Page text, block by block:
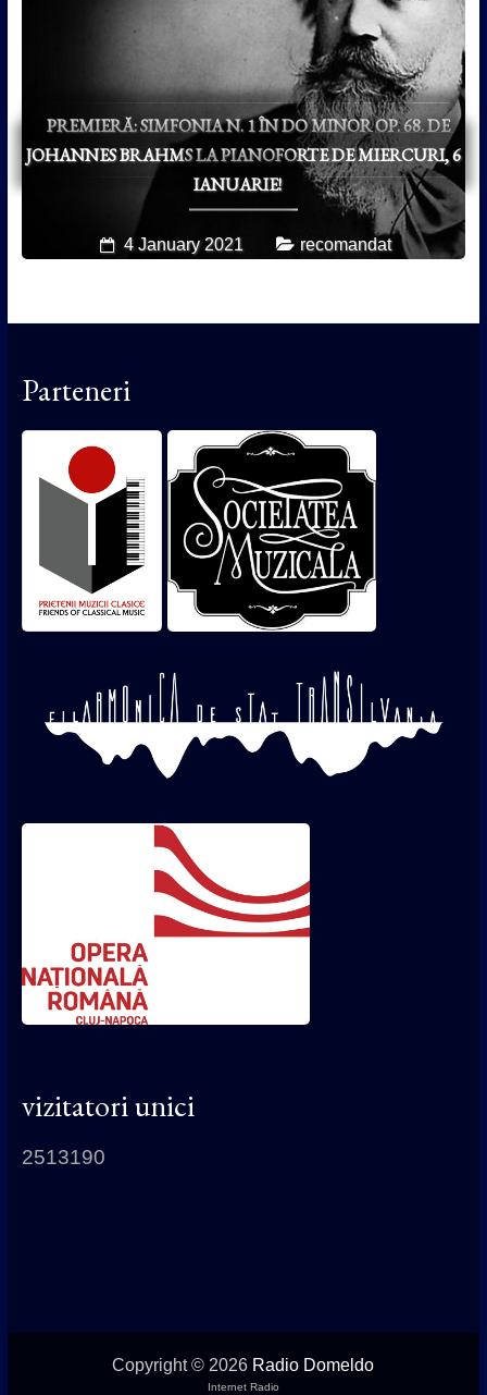
PREMIERĂ: SIMFONIA N. 1 ÎN DO MINOR OP. 68. DE
JOHANNES BRAHMS LA PIANOFORTE DE MIERCURI, 6
IANUARIE!
4 January 2021 recomandat
Parteneri
vizitatori unici
2513190
Copyright © 2026 Radio Domeldo
Internet Radio